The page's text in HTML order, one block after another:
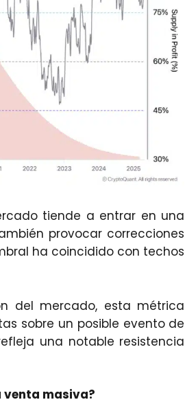
tiende a entrar en una
provocar correcciones
ha coincidido con techos
del mercado, esta métrica
sobre un posible evento de
una notable resistencia
venta masiva?